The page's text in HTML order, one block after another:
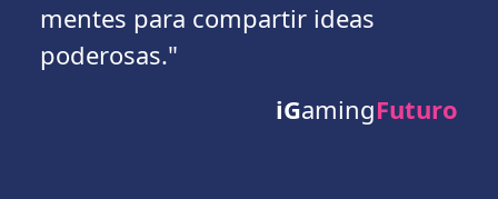
mentes para compartir ideas
poderosas."
iGamingFuturo